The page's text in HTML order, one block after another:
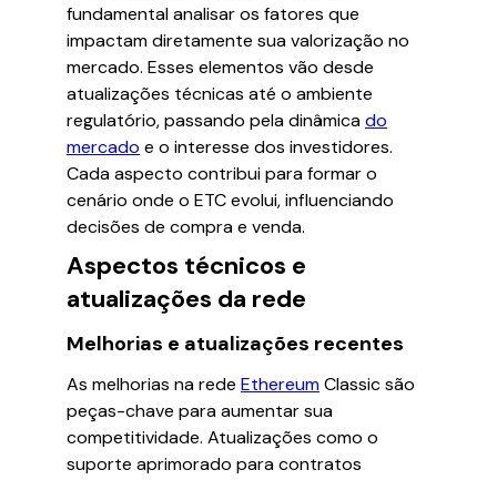
fundamental analisar os fatores que
impactam diretamente sua valorização no
mercado. Esses elementos vão desde
atualizações técnicas até o ambiente
regulatório, passando pela dinâmicado
mercado e o interesse dos investidores.
Cada aspecto contribui para formar o
cenário onde o ETC evolui, influenciando
decisões de compra e venda.
Aspectos técnicos e
atualizações da rede
Melhorias e atualizações recentes
As melhorias na rede EthereumClassic são
peças-chave para aumentar sua
competitividade. Atualizações como o
suporte aprimorado para contratos